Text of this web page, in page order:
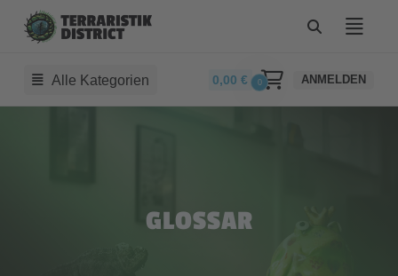
Alle Kategorien 0,00€ 0 ANMELDEN
GLOSSAR